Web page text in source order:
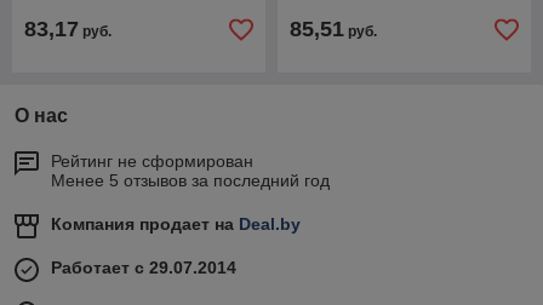
83,17 руб. 85,51 руб.
О нас
Рейтинг не сформирован
Менее 5 отзывов за последний год
Компания продает на Deal.by
Работает с 29.07.2014